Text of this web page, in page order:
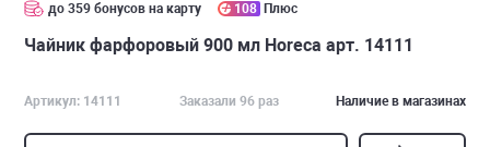
до 359 бонусов на карту 108 Плюс
Чайник фарфоровый 900 мл Horeca арт. 14111
Артикул: 14111 Заказали 96 раз Наличие в магазинах